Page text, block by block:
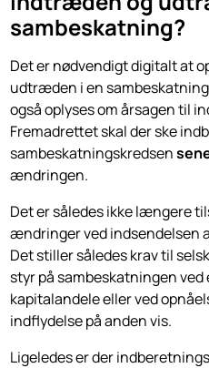
sambeskatning?
Det er nødvendigt digitalt at
udtræden i en
også oplyses om årsagen til
Fremadrettet skal der ske
sambeskatningskredsen
ændringen.
Det er således ikke længere
ændringer ved indsendelsen
Det stiller således krav til
styr på sambeskatningen ved
kapitalandele eller ved
indflydelse på anden vis.
Ligeledes er der